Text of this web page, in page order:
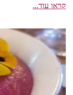
קראו עוד...